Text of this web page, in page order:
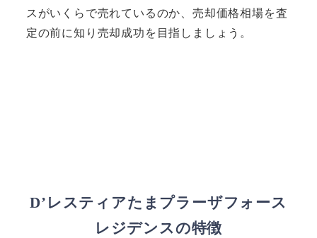
スがいくらで売れているのか、売却価格相場を査
定の前に知り売却成功を目指しましょう。
D’レスティアたまプラーザフォース
レジデンスの特徴